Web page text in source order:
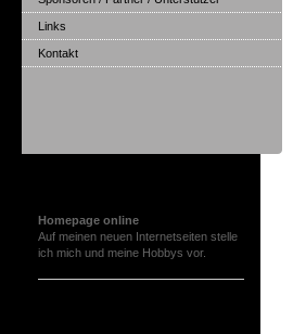
Links
Kontakt
Homepage online
Auf meinen neuen Internetseiten stelle
ich mich und meine Hobbys vor.